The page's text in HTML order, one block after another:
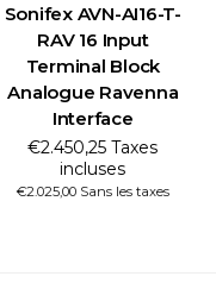
Sonifex AVN-AI16-T-
RAV 16 Input
Terminal Block
Analogue Ravenna
Interface
€2.450,25 Taxes
incluses
€2.025,00 Sans les taxes